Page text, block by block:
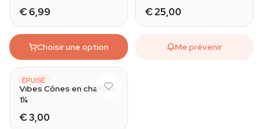
€ 6,99
Choisir une option
€ 25,00
Me prévenir
ÉPUISÉ
VIBES
Vibes Cônes en chanvre
1¼
€ 3,00